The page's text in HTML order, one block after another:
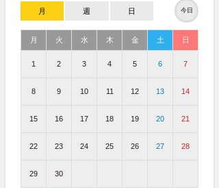
月 週 日 今日
月 火 水 木 金 土 日
1 2 3 4 5 6 7
8 9 10 11 12 13 14
15 16 17 18 19 20 21
22 23 24 25 26 27 28
29 30